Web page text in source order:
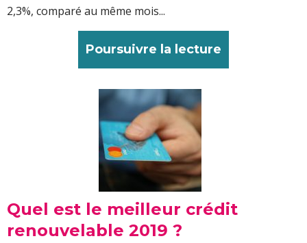
2,3%, comparé au même mois...
Poursuivre la lecture
Quel est le meilleur crédit
renouvelable 2019 ?